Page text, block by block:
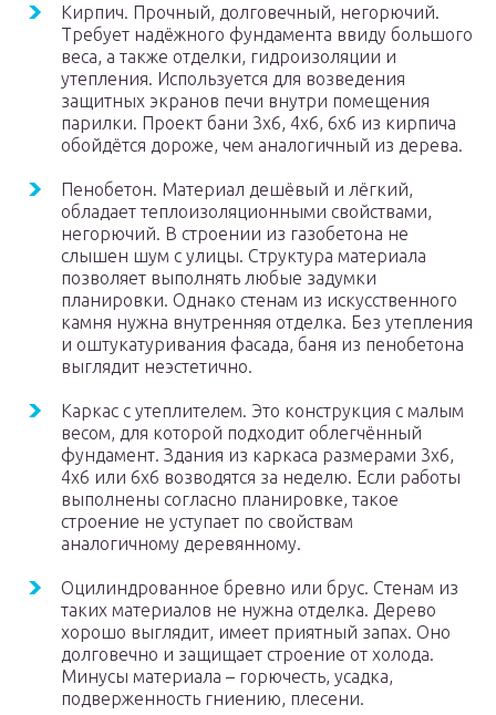
Кирпич. Прочный, долговечный, негорючий.
Требует надёжного фундамента ввиду большого
веса, а также отделки, гидроизоляции и
утепления. Используется для возведения
защитных экранов печи внутри помещения
парилки. Проект бани 3х6, 4х6, 6х6 из кирпича
обойдётся дороже, чем аналогичный из дерева.
Пенобетон. Материал дешёвый и лёгкий,
обладает теплоизоляционными свойствами,
негорючий. В строении из газобетона не
слышен шум с улицы. Структура материала
позволяет выполнять любые задумки
планировки. Однако стенам из искусственного
камня нужна внутренняя отделка. Без утепления
и оштукатуривания фасада, баня из пенобетона
выглядит неэстетично.
Каркас с утеплителем. Это конструкция с малым
весом, для которой подходит облегчённый
фундамент. Здания из каркаса размерами 3х6,
4х6 или 6х6 возводятся за неделю. Если работы
выполнены согласно планировке, такое
строение не уступает по свойствам
аналогичному деревянному.
Оцилиндрованное бревно или брус. Стенам из
таких материалов не нужна отделка. Дерево
хорошо выглядит, имеет приятный запах. Оно
долговечно и защищает строение от холода.
Минусы материала – горючесть, усадка,
подверженность гниению, плесени.